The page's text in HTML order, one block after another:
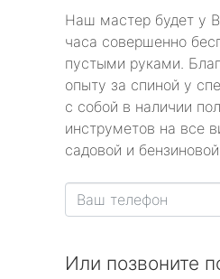
Наш мастер будет у
часа совершенно
пустыми руками.
опыту за спиной у
с собой в наличии
инструметов на все
садовой и
Или позвоните